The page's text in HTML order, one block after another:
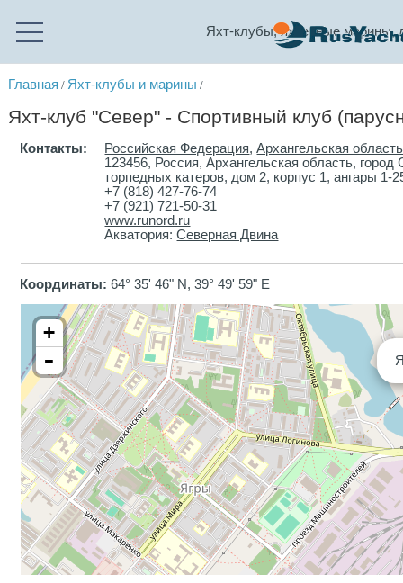
Яхт-клубы, яхтенные марины,
Главная / Яхт-клубы и марины /
Яхт-клуб "Север" - Спортивный клуб
Контакты: Российская Федерация,Архангельская область
123456, Россия, Архангельская область,
торпедных катеров, дом 2, корпус 1, ангары 1-
+7 (818) 427-76-74
+7 (921) 721-50-31
www.runord.ru
Акватория:Северная Двина
Координаты: 64° 35' 46" N, 39° 49' 59" E
+
-